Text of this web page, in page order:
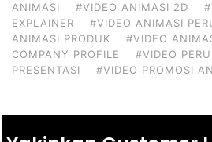
ANIMASI
#VIDEO ANIMASI 2D
EXPLAINER
#VIDEO ANIMASI
ANIMASI PRODUK
#VIDEO
COMPANY PROFILE
#VIDEO
PRESENTASI
#VIDEO PROMOSI